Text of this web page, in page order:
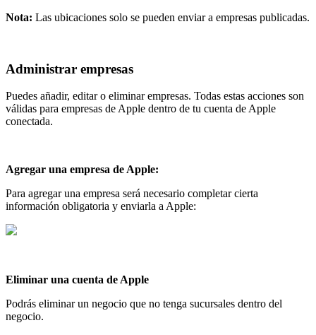
Nota: Las ubicaciones solo se pueden enviar a empresas publicadas.
Administrar empresas
Puedes añadir, editar o eliminar empresas. Todas estas acciones son
válidas para empresas de Apple dentro de tu cuenta de Apple
conectada.
Agregar una empresa de Apple:
Para agregar una empresa será necesario completar cierta
información obligatoria y enviarla a Apple:
Eliminar una cuenta de Apple
Podrás eliminar un negocio que no tenga sucursales dentro del
negocio.